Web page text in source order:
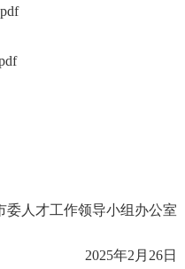
委人才工作领导小组办公室
2025年2月26日